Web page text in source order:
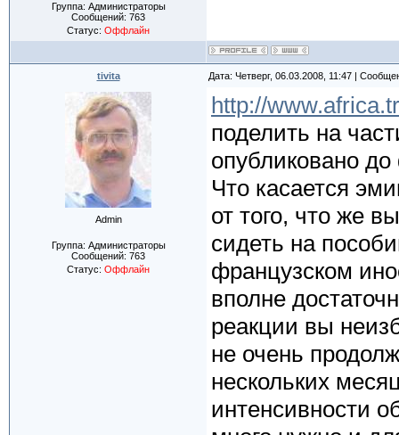
Группа: Администраторы
Сообщений: 763
Статус: Оффлайн
tivita Дата: Четверг, 06.03.2008, 11:47 |
Admin
Группа: Администраторы
Сообщений: 763
Статус: Оффлайн
http://
поделить на
опубликовано
Что касается
от того, что же
сидеть на
французском
вполне
реакции вы
не очень
нескольких
интенсивности